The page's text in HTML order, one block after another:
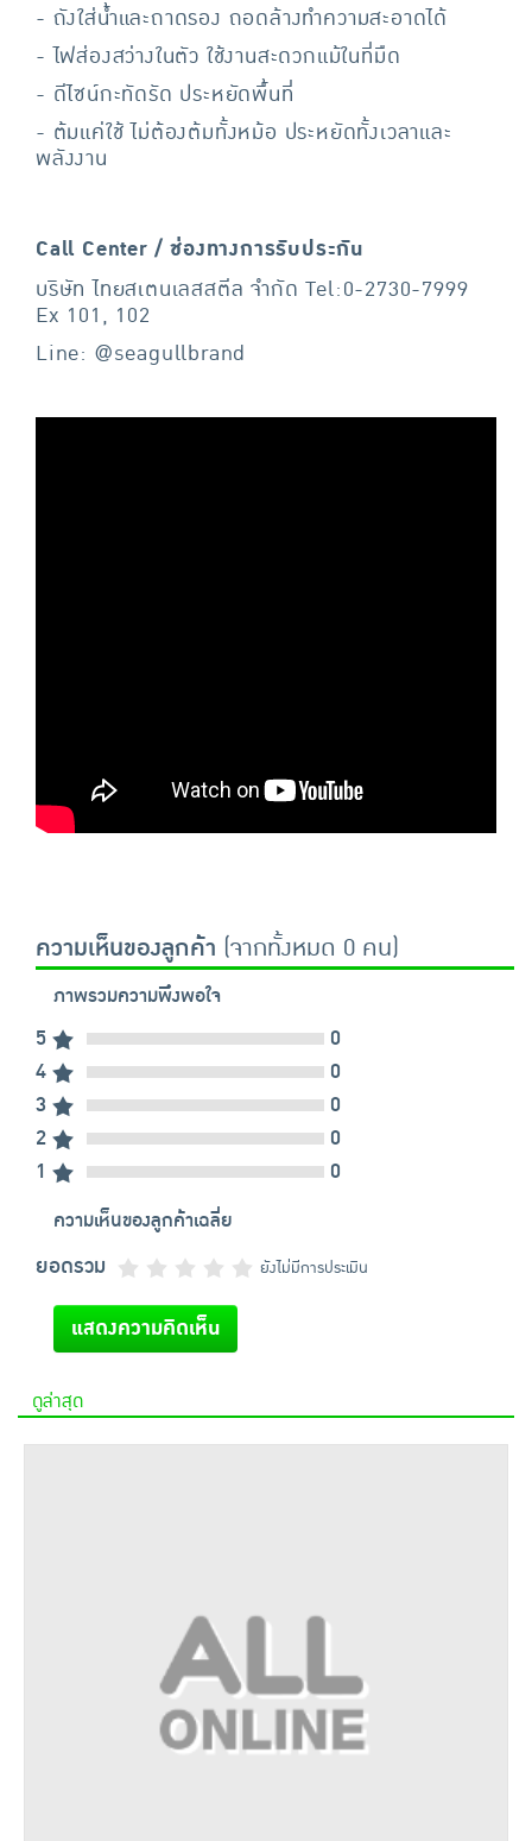
- ถังใส่น้ำและถาดรอง ถอดล้างทำความสะอาดได้
- ไฟส่องสว่างในตัว ใช้งานสะดวกแม้ในที่มืด
- ดีไซน์กะทัดรัด ประหยัดพื้นที่
- ต้มแค่ใช้ ไม่ต้องต้มทั้งหม้อ ประหยัดทั้งเวลาและ
พลังงาน
Call Center / ช่องทางการรับประกัน
บริษัท ไทยสเตนเลสสตีล จำกัด Tel:0-2730-7999
Ex 101, 102
Line: @seagullbrand
ความเห็นของลูกค้า (จากทั้งหมด 0 คน)
ภาพรวมความพึงพอใจ
5
0
4
0
3
0
2
0
1
0
ความเห็นของลูกค้าเฉลี่ย
ยอดรวม ยังไม่มีการประเมิน
แสดงความคิดเห็น
ดูล่าสุด